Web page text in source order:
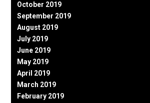
October 2019
September 2019
August 2019
July 2019
June 2019
May 2019
April 2019
March 2019
February 2019